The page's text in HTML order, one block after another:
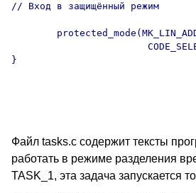
Файл tasks.c содержит тексты
работать в режиме разделения
TASK_1, эта задача запускается